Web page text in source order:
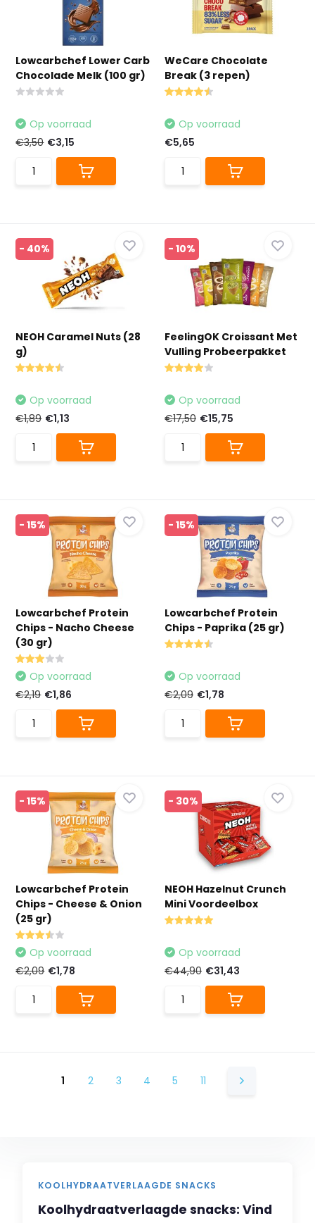
Lowcarbchef Lower Carb
Chocolade Melk (100 gr)
Op voorraad
€3,50 €3,15
WeCare Chocolate
Break (3 repen)
Op voorraad
€5,65
- 40%
NEOH Caramel Nuts (28
g)
Op voorraad
€1,89 €1,13
- 10%
FeelingOK Croissant Met
Vulling Probeerpakket
Op voorraad
€17,50 €15,75
- 15%
Lowcarbchef Protein
Chips - Nacho Cheese
(30 gr)
Op voorraad
€2,19 €1,86
- 15%
Lowcarbchef Protein
Chips - Paprika (25 gr)
Op voorraad
€2,09 €1,78
- 15%
Lowcarbchef Protein
Chips - Cheese & Onion
(25 gr)
Op voorraad
€2,09 €1,78
- 30%
NEOH Hazelnut Crunch
Mini Voordeelbox
Op voorraad
€44,90 €31,43
1 2 3 4 5 11
KOOLHYDRAATVERLAAGDE SNACKS
Koolhydraatverlaagde snacks: Vind